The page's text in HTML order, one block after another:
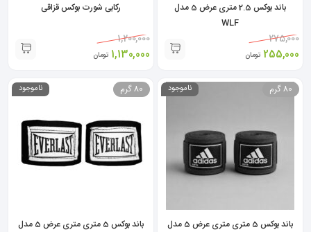
باند بوکس 2.5 متری عرض 5 مدل
WLF
275,000
255,000 تومان
رکابی شورت بوکس قزاقی
1,200,000
1,130,000 تومان
ناموجود 80 گرم
باند بوکس 5 متری متری عرض 5 مدل
ناموجود 80 گرم
باند بوکس 5 متری متری عرض 5 مدل